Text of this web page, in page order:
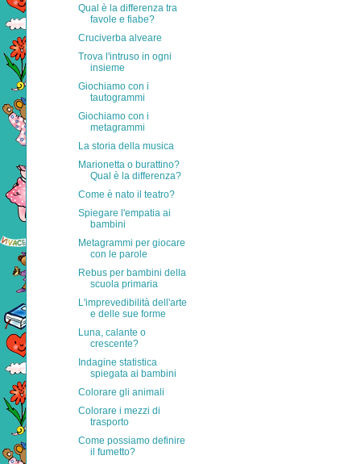
Qual è la differenza tra
favole e fiabe?
Cruciverba alveare
Trova l'intruso in ogni
insieme
Giochiamo con i
tautogrammi
Giochiamo con i
metagrammi
La storia della musica
Marionetta o burattino?
Qual è la differenza?
Come è nato il teatro?
Spiegare l'empatia ai
bambini
Metagrammi per giocare
con le parole
Rebus per bambini della
scuola primaria
L'imprevedibilità dell'arte
e delle sue forme
Luna, calante o
crescente?
Indagine statistica
spiegata ai bambini
Colorare gli animali
Colorare i mezzi di
trasporto
Come possiamo definire
il fumetto?